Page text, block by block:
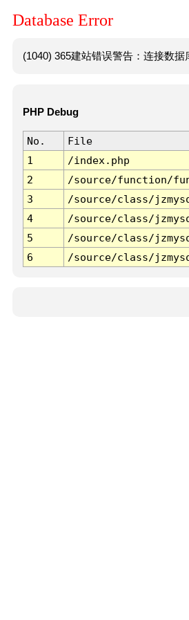
Database Error
(1040) 365建站错误警告：连接数
PHP Debug
No. File
1
/index.php
2
/source/function/
3
/source/class/
4
/source/class/
5
/source/class/
6
/source/class/